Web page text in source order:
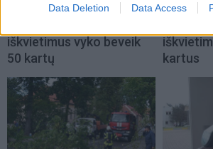
Data Deletion Data Access
Ugniagesiai dėl audros
iškvietimus vyko beveik
50 kartų
kartus